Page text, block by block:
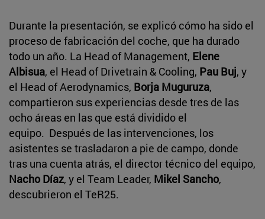
Durante la presentación, se explicó cómo ha sido el
proceso de fabricación del coche, que ha durado
todo un año. La Head of Management, Elene
Albisua, el Head of Drivetrain & Cooling, Pau Buj, y
el Head of Aerodynamics, Borja Muguruza,
compartieron sus experiencias desde tres de las
ocho áreas en las que está dividido el
equipo. Después de las intervenciones, los
asistentes se trasladaron a pie de campo, donde
tras una cuenta atrás, el director técnico del equipo,
Nacho Díaz, y el Team Leader, Mikel Sancho,
descubrieron el TeR25.